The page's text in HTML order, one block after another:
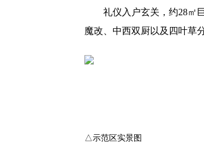
礼仪入户玄关，约28㎡
魔改、中西双厨以及四叶草
△示范区实景图